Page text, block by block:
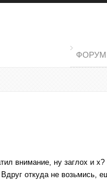
MAIN
ФОРУМ
внимание, ну заглох и
откуда не возьмись,